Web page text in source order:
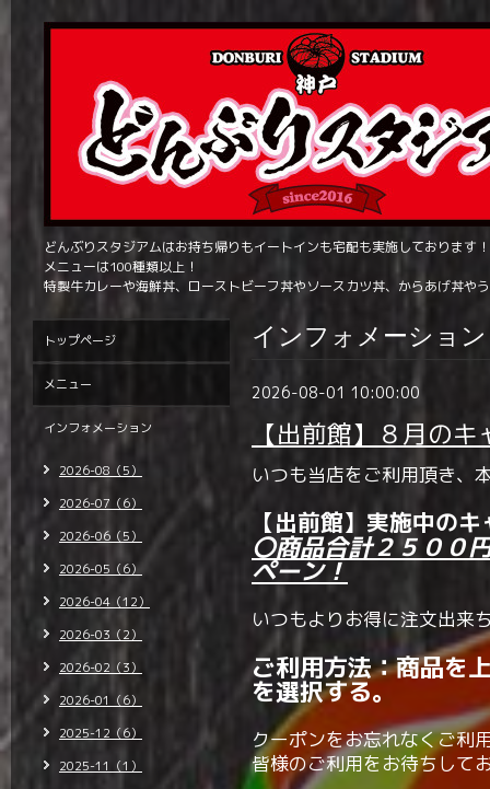
どんぶりスタジアムはお持ち帰りもイートインも宅配も実施しております！
メニューは100種類以上！
特製牛カレーや海鮮丼、ローストビーフ丼やソースカツ丼、からあげ丼や
インフォメーション
2026-08-01 10:00:00
【出前館】８月のキ
いつも当店をご利用頂き、
【出前館】実施中の
〇商品合計２５００
ペーン！
いつもよりお得に注文出来
ご利用方法：商品を
を選択する。
クーポンをお忘れなくご利
皆様のご利用をお待ちして
トップページ
メニュー
インフォメーション
2026-08（5）
2026-07（6）
2026-06（5）
2026-05（6）
2026-04（12）
2026-03（2）
2026-02（3）
2026-01（6）
2025-12（6）
2025-11（1）